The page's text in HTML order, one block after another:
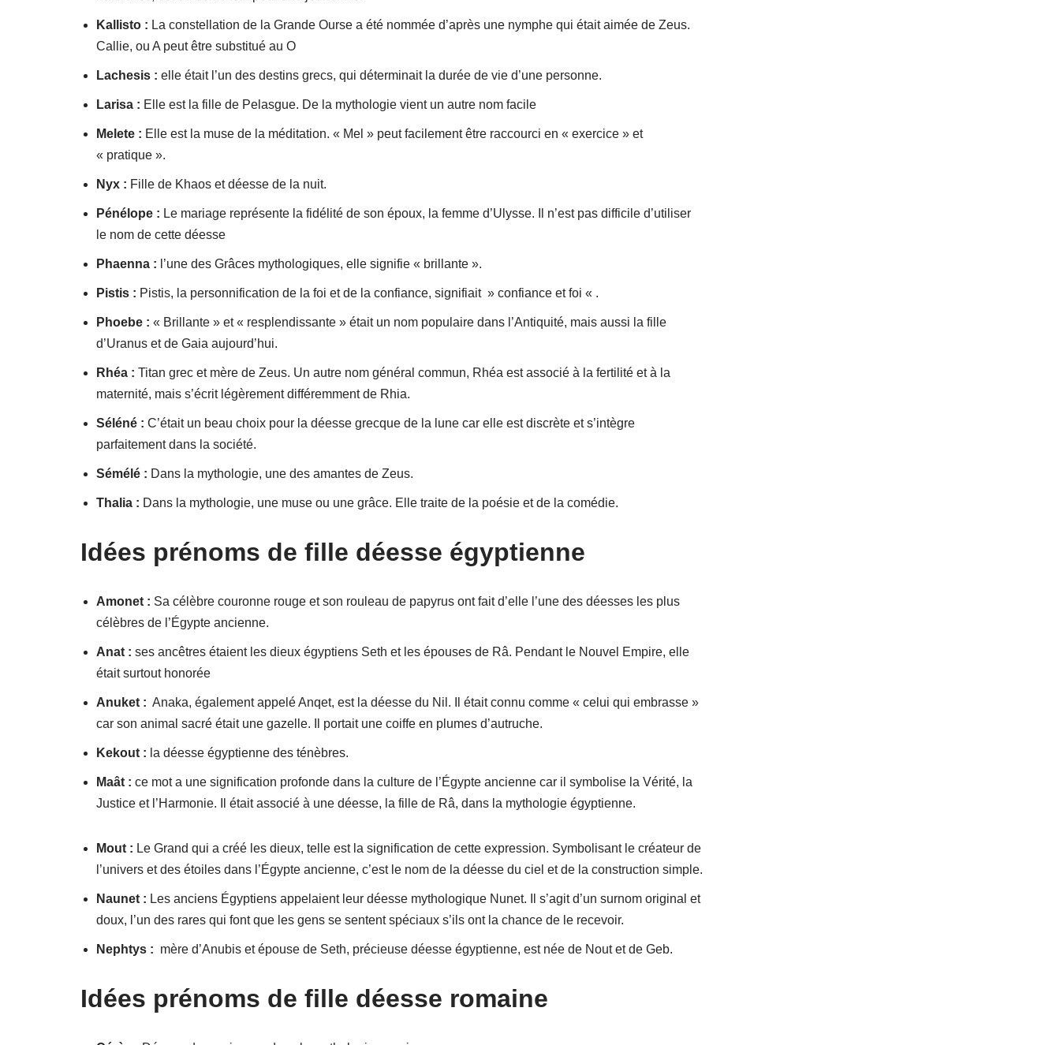
Kallisto : La constellation de la Grande Ourse a été nommée d’après une nymphe qui était aimée de Zeus.
Callie, ou A peut être substitué au O
Lachesis : elle était l’un des destins grecs, qui déterminait la durée de vie d’une personne.
Larisa : Elle est la fille de Pelasgue. De la mythologie vient un autre nom facile
Melete : Elle est la muse de la méditation. « Mel » peut facilement être raccourci en « exercice » et
« pratique ».
Nyx : Fille de Khaos et déesse de la nuit.
Pénélope : Le mariage représente la fidélité de son époux, la femme d’Ulysse. Il n’est pas difficile d’utiliser
le nom de cette déesse
Phaenna : l’une des Grâces mythologiques, elle signifie « brillante ».
Pistis : Pistis, la personnification de la foi et de la confiance, signifiait » confiance et foi « .
Phoebe : « Brillante » et « resplendissante » était un nom populaire dans l’Antiquité, mais aussi la fille
d’Uranus et de Gaia aujourd’hui.
Rhéa : Titan grec et mère de Zeus. Un autre nom général commun, Rhéa est associé à la fertilité et à la
maternité, mais s’écrit légèrement différemment de Rhia.
Séléné : C’était un beau choix pour la déesse grecque de la lune car elle est discrète et s’intègre
parfaitement dans la société.
Sémélé : Dans la mythologie, une des amantes de Zeus.
Thalia : Dans la mythologie, une muse ou une grâce. Elle traite de la poésie et de la comédie.
Idées prénoms de fille déesse égyptienne
Amonet : Sa célèbre couronne rouge et son rouleau de papyrus ont fait d’elle l’une des déesses les plus
célèbres de l’Égypte ancienne.
Anat : ses ancêtres étaient les dieux égyptiens Seth et les épouses de Râ. Pendant le Nouvel Empire, elle
était surtout honorée
Anuket : Anaka, également appelé Anqet, est la déesse du Nil. Il était connu comme « celui qui embrasse »
car son animal sacré était une gazelle. Il portait une coiffe en plumes d’autruche.
Kekout : la déesse égyptienne des ténèbres.
Maât : ce mot a une signification profonde dans la culture de l’Égypte ancienne car il symbolise la Vérité, la
Justice et l’Harmonie. Il était associé à une déesse, la fille de Râ, dans la mythologie égyptienne.
Mout : Le Grand qui a créé les dieux, telle est la signification de cette expression. Symbolisant le créateur de
l’univers et des étoiles dans l’Égypte ancienne, c’est le nom de la déesse du ciel et de la construction simple.
Naunet : Les anciens Égyptiens appelaient leur déesse mythologique Nunet. Il s’agit d’un surnom original et
doux, l’un des rares qui font que les gens se sentent spéciaux s’ils ont la chance de le recevoir.
Nephtys : mère d’Anubis et épouse de Seth, précieuse déesse égyptienne, est née de Nout et de Geb.
Idées prénoms de fille déesse romaine